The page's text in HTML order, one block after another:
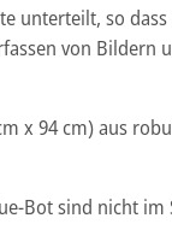
unterteilt, so
von Bildern
x 94 cm) aus
Bot sind nicht im